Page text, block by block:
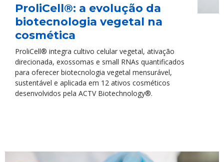
ProliCell®: a evolução da
biotecnologia vegetal na
cosmética
ProliCell® integra cultivo celular vegetal, ativação
direcionada, exossomas e small RNAs quantificados
para oferecer biotecnologia vegetal mensurável,
sustentável e aplicada em 12 ativos cosméticos
desenvolvidos pela ACTV Biotechnology®.